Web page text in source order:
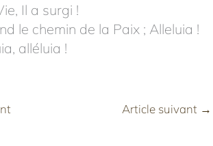
Il a surgi !
le chemin de la Paix ; Alleluia !
alléluia !
Article suivant →